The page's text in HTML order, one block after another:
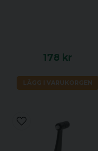
178 kr
LÄGG I VARUKORGEN